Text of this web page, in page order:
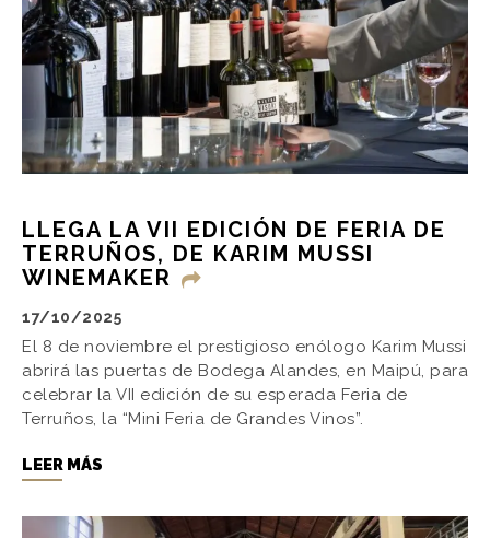
LLEGA LA VII EDICIÓN DE FERIA DE
TERRUÑOS, DE KARIM MUSSI
WINEMAKER
17/10/2025
El 8 de noviembre el prestigioso enólogo Karim Mussi
abrirá las puertas de Bodega Alandes, en Maipú, para
celebrar la VII edición de su esperada Feria de
Terruños, la “Mini Feria de Grandes Vinos”.
LEER MÁS